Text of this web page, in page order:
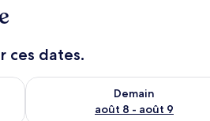
ces dates.
août 7 - août 8
Demain
août 8 - août 9
Vérifier la disponibilité pour